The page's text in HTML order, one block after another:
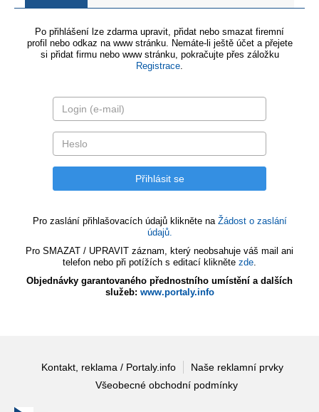
Po přihlášení lze zdarma upravit, přidat nebo smazat firemní
profil nebo odkaz na www stránku. Nemáte-li ještě účet a přejete
si přidat firmu nebo www stránku, pokračujte přes záložku
Registrace.
Pro zaslání přihlašovacích údajů klikněte na Žádost o zaslání
údajů.
Pro SMAZAT / UPRAVIT záznam, který neobsahuje váš mail ani
telefon nebo při potížích s editací klikněte zde.
Objednávky garantovaného přednostního umístění a dalších
služeb: www.portaly.info
Kontakt, reklama / Portaly.info
Naše reklamní prvky
Všeobecné obchodní podmínky